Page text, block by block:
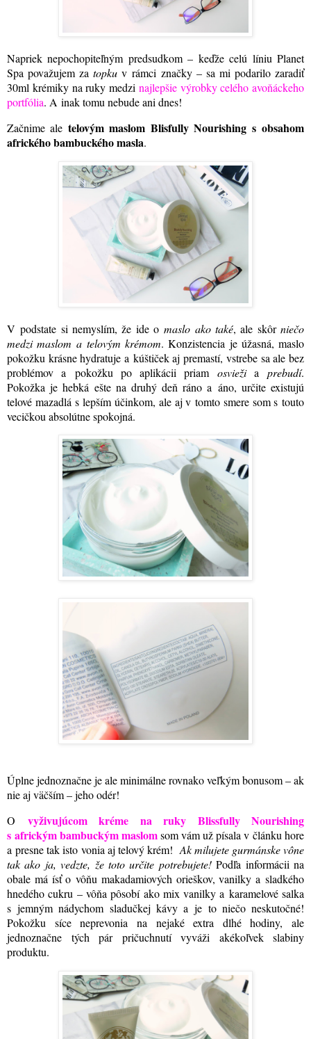
Napriek nepochopiteľným predsudkom – keďže celú líniu Planet
Spa považujem zatopku v rámci značky – sa mi podarilo zaradiť
30ml krémiky na ruky medzi najlepšie výrobky celého avoňáckeho
portfólia. A inak tomu nebude ani dnes!
Začnime ale telovým maslom Blisfully Nourishing s obsahom
afrického bambuckého masla.
V podstate si nemyslím, že ide omaslo ako také, ale skôrniečo
medzi maslom a telovým krémom. Konzistencia je úžasná, maslo
pokožku krásne hydratuje a kúštiček aj premastí, vstrebe sa ale bez
problémov a pokožku po aplikácii priam osviežia prebudí.
Pokožka je hebká ešte na druhý deň ráno a áno, určite existujú
telové mazadlá s lepším účinkom, ale aj v tomto smere som s touto
vecičkou absolútne spokojná.
Úplne jednoznačne je ale minimálne rovnako veľkým bonusom – ak
nie aj väčším – jeho odér!
O vyživujúcom kréme na ruky Blissfully Nourishing
s africkým bambuckým maslomsom vám už písala v článku hore
a presne tak isto vonia aj telový krém! Ak milujete gurmánske vône
tak ako ja, vedzte, že toto určite potrebujete!Podľa informácii na
obale má ísť o vôňu makadamiových orieškov, vanilky a sladkého
hnedého cukru – vôňa pôsobí ako mix vanilky a karamelové salka
s jemným nádychom sladučkej kávy a je to niečo neskutočné!
Pokožku síce neprevonia na nejaké extra dlhé hodiny, ale
jednoznačne tých pár pričuchnutí vyváži akékoľvek slabiny
produktu.